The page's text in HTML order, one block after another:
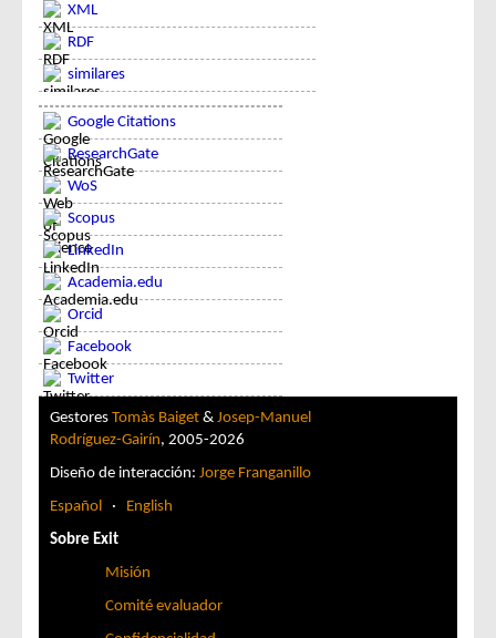
XML
RDF
similares
Google Citations
ResearchGate
WoS
Scopus
LinkedIn
Academia.edu
Orcid
Facebook
Twitter
Gestores Tomàs Baiget & Josep-Manuel
Rodríguez-Gairín, 2005-2026
Diseño de interacción: Jorge Franganillo
Español
· English
Sobre Exit
Misión
Comité evaluador